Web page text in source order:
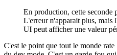
En production, cette seconde
L'erreur n'apparait plus, mais
UI peut afficher une valeur
C'est le point que tout le monde